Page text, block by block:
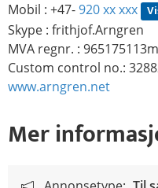
Mobil : +47-920 xx xxx
Skype : frithjof.Arngren
MVA regnr. :
Custom control no.:
www.arngren.net
Mer